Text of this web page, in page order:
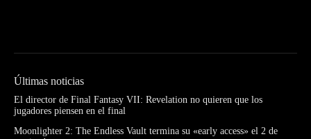
Últimas noticias
El director de Final Fantasy VII: Revelation no quieren que los
jugadores piensen en el final
Moonlighter 2: The Endless Vault termina su «early access» el 2 de